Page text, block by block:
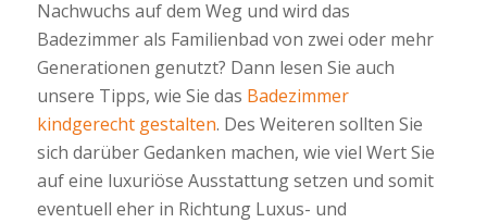
Nachwuchs auf dem Weg und wird das
Badezimmer als Familienbad von zwei oder mehr
Generationen genutzt? Dann lesen Sie auch
unsere Tipps, wie Sie das Badezimmer
kindgerecht gestalten. Des Weiteren sollten Sie
sich darüber Gedanken machen, wie viel Wert Sie
auf eine luxuriöse Ausstattung setzen und somit
eventuell eher in Richtung Luxus- und